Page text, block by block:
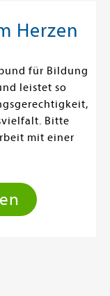
Herzen
für Bildung
leistet so
Bitte
mit einer